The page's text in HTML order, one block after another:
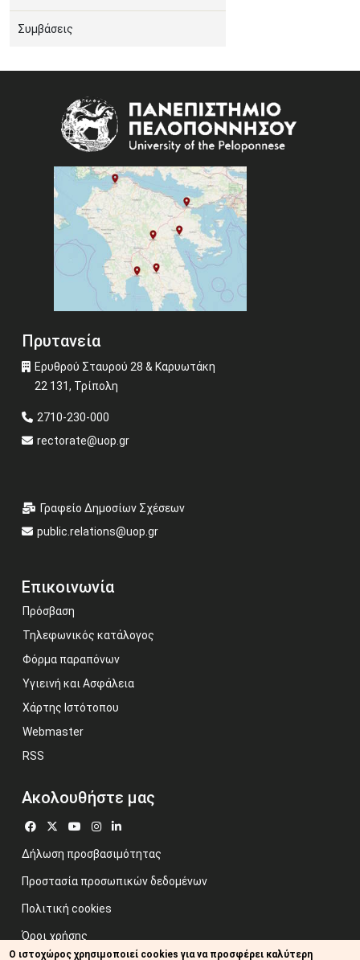
Συμβάσεις
Πρυτανεία
Ερυθρού Σταυρού 28 & Καρυωτάκη
22 131, Τρίπολη
2710-230-000
rectorate@uop.gr
Γραφείο Δημοσίων Σχέσεων
public.relations@uop.gr
Επικοινωνία
Πρόσβαση
Τηλεφωνικός κατάλογος
Φόρμα παραπόνων
Υγιεινή και Ασφάλεια
Χάρτης Ιστότοπου
Webmaster
RSS
Ακολουθήστε μας
Δήλωση προσβασιμότητας
Προστασία προσωπικών δεδομένων
Πολιτική cookies
Όροι χρήσης
Ο ιστοχώρος χρησιμοποιεί cookies για να προσφέρει καλύτερη